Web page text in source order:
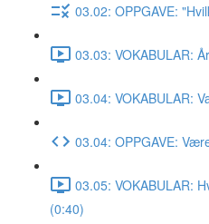
03.02: OPPGAVE:
03.03: VOKABULAR:
03.04: VOKABULAR:
03.04: OPPGAVE:
03.05: VOKABULAR:
(0:40)